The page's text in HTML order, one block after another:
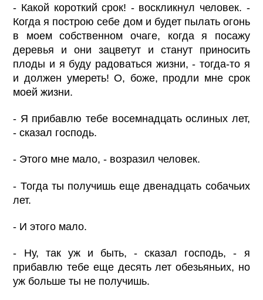
- Какой короткий срок! - воскликнул человек. -
Когда я построю себе дом и будет пылать огонь
в моем собственном очаге, когда я посажу
деревья и они зацветут и станут приносить
плоды и я буду радоваться жизни, - тогда-то я
и должен умереть! О, боже, продли мне срок
моей жизни.
- Я прибавлю тебе восемнадцать ослиных лет,
- сказал господь.
- Этого мне мало, - возразил человек.
- Тогда ты получишь еще двенадцать собачьих
лет.
- И этого мало.
- Ну, так уж и быть, - сказал господь, - я
прибавлю тебе еще десять лет обезьяньих, но
уж больше ты не получишь.